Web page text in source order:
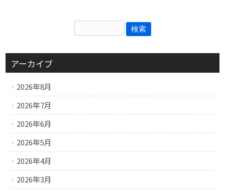
アーカイブ
2026年8月
2026年7月
2026年6月
2026年5月
2026年4月
2026年3月